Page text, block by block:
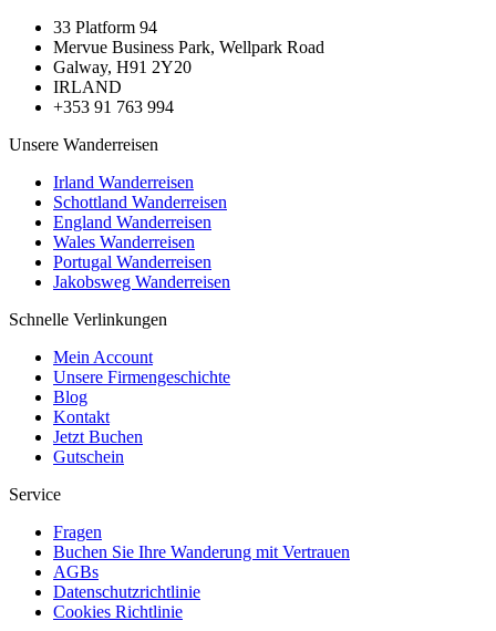
33 Platform 94
Mervue Business Park, Wellpark Road
Galway, H91 2Y20
IRLAND
+353 91 763 994
Unsere Wanderreisen
Irland Wanderreisen
Schottland Wanderreisen
England Wanderreisen
Wales Wanderreisen
Portugal Wanderreisen
Jakobsweg Wanderreisen
Schnelle Verlinkungen
Mein Account
Unsere Firmengeschichte
Blog
Kontakt
Jetzt Buchen
Gutschein
Service
Fragen
Buchen Sie Ihre Wanderung mit Vertrauen
AGBs
Datenschutzrichtlinie
Cookies Richtlinie